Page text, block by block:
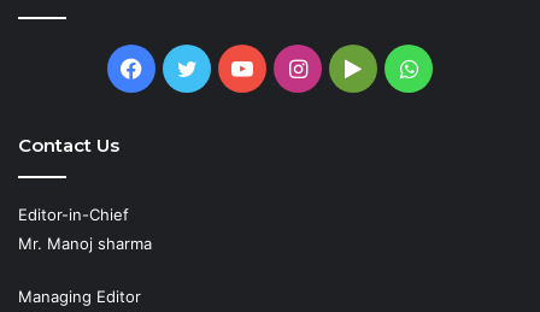
Facebook
TwitterYouTubeInstagram
GoogleWhatsApp
Contact Us
Editor-in-Chief
Mr. Manoj sharma
Managing Editor